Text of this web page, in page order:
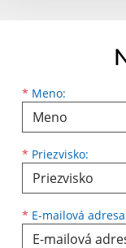
* Meno:
Meno
* Priezvisko:
Priezvisko
* E-mailová
E-mailová adresa